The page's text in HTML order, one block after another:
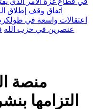
اتفاق وقف إطلاق
اعتقالات واسعة في
عنصرين في حزب الله
منصة
التزامها